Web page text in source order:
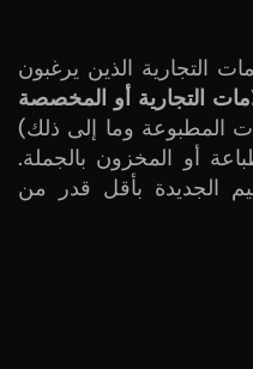
التجارية الذين يرغبون
التجارية أو المخصصة
المطبوعة وما إلى ذلك)
أو المخزون بالجملة.
الجديدة بأقل قدر من